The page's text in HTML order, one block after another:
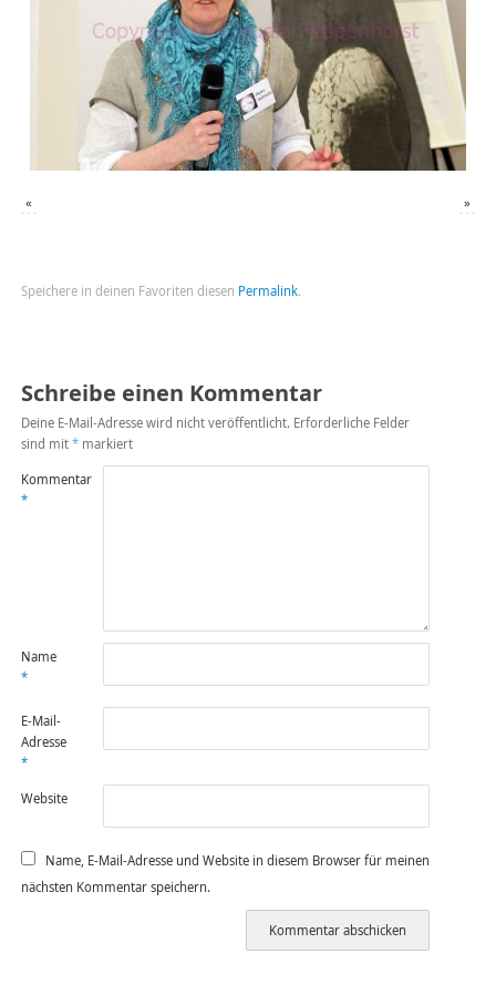
« »
Speichere in deinen Favoriten diesen Permalink.
Schreibe einen Kommentar
Deine E-Mail-Adresse wird nicht veröffentlicht. Erforderliche Felder
sind mit *markiert
Kommentar
*
Name
*
E-Mail-
Adresse
*
Website
Name, E-Mail-Adresse und Website in diesem Browser für meinen
nächsten Kommentar speichern.